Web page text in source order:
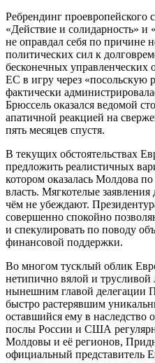
Ребрендинг проевропейского
«Действие и солидарность» и
не оправдал себя по причине
политических сил к
бесконечных
ЕС в игру через
фактически
Брюссель оказался ведомой
апатичной реакцией на
пять месяцев спустя.
В текущих обстоятельствах
предложить реалистичных
котором оказалась Молдова
власть. Мягкотелые
чём не убеждают.
совершенно спокойно
и спекулировать по поводу
финансовой поддержки.
Во многом тусклый облик
нетипично вялой и
нынешним главой делегации
быстро растерявшим
оставшийся ему в
послы России и США
Молдовы и её регионов,
официальный представитель